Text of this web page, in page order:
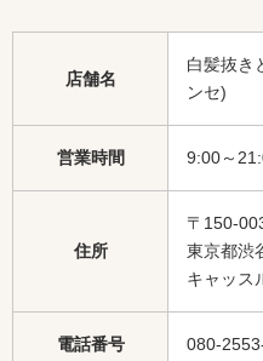
店舗名
白髪抜き
ンセ)
営業時間 9:00～
住所
〒150-
東京都渋
キャッス
電話番号 080-